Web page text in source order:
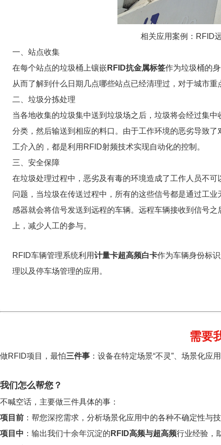
相关应用案例： RFID
一、站点收集
在每个站点的垃圾桶上镶嵌 RFID抗金属标签作为垃圾桶的
从而了解到什么日期几点哪些站点已经清理过，对于城市
二、垃圾分拣处理
当各地收集的垃圾集中送到垃圾场之后，垃圾将会经过集
分类，然后输送到相应的料口。由于工作环境的恶劣导致
工介入的，都是利用RFID射频技术实现自动化的控制。
三、安全保障
在垃圾处理过程中，恶劣及有毒的环境造成了工作人员不
问题，当垃圾在传送过程中，所有的这些信号都是通过工
感器就会将信号发送到远程的车辆。远程车辆接收到信号
上，减少人工的参与。
RFID车辆管理系统利用计量卡超高频白卡作为车辆身份标
理以及停车场管理的应用。
需要
做RFID项目，最怕三件事 ：设备在特定场景“不灵”、场景化
我们怎么帮您？
不喊空话，主要做三件具体的事：
项目前 ：帮您深挖需求，分析场景化应用中的各种不确定性与
项目中 ：输出我们十余年沉淀的 RFID高频与超高频行业经验，